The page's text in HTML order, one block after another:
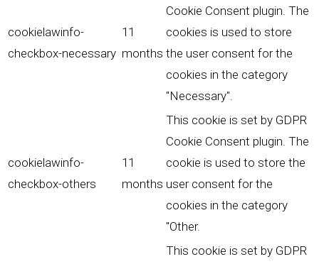
cookielawinfo-
checkbox-necessary
11
months
Cookie Consent plugin. The
cookies is used to store
the user consent for the
cookies in the category
"Necessary".
cookielawinfo-
checkbox-others
11
months
This cookie is set by GDPR
Cookie Consent plugin. The
cookie is used to store the
user consent for the
cookies in the category
"Other.
This cookie is set by GDPR